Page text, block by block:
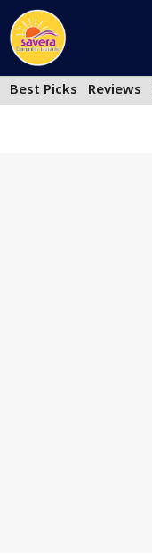
Skip
to
content
Best Picks
Reviews